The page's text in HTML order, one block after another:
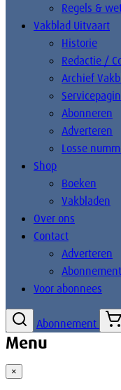
Regels &
Vakblad Uitvaart
Historie
Redactie /
Archief
Abonneren
Adverteren
Losse
Shop
Boeken
Vakbladen
Over ons
Contact
Adverteren
Voor abonnees
Abonnement
Menu
×